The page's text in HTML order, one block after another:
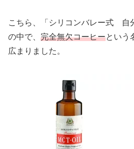
こちら、「シリコンバレー式 自
の中で、 完全無欠コーヒーという
広まりました。